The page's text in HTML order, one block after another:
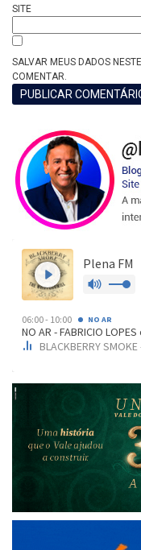
SITE
SALVAR MEUS DADOS
COMENTAR.